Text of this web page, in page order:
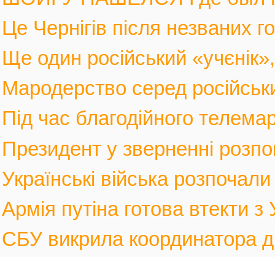
Це Чернігів після незваних
Ще один російський
Мародерство серед
Під час благодійного
Президент у зверненні
Українські війська
Армія путіна готова втекти
СБУ викрила координатора